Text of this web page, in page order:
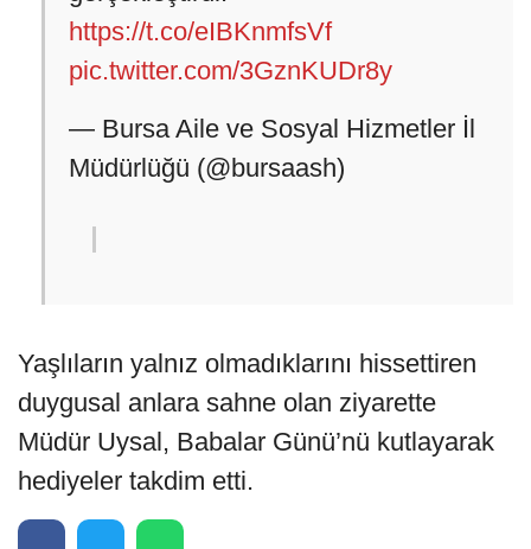
https://t.co/eIBKnmfsVf
pic.twitter.com/3GznKUDr8y
— Bursa Aile ve Sosyal Hizmetler İl
Müdürlüğü (@bursaash)
Yaşlıların yalnız olmadıklarını hissettiren
duygusal anlara sahne olan ziyarette
Müdür Uysal, Babalar Günü’nü kutlayarak
hediyeler takdim etti.